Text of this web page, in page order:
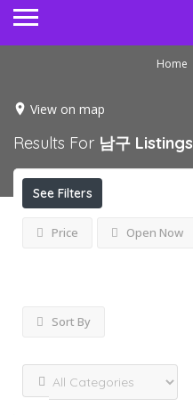
Home
View on map
Results For 남구 Listings
See Filters
Price Open Now
Sort By